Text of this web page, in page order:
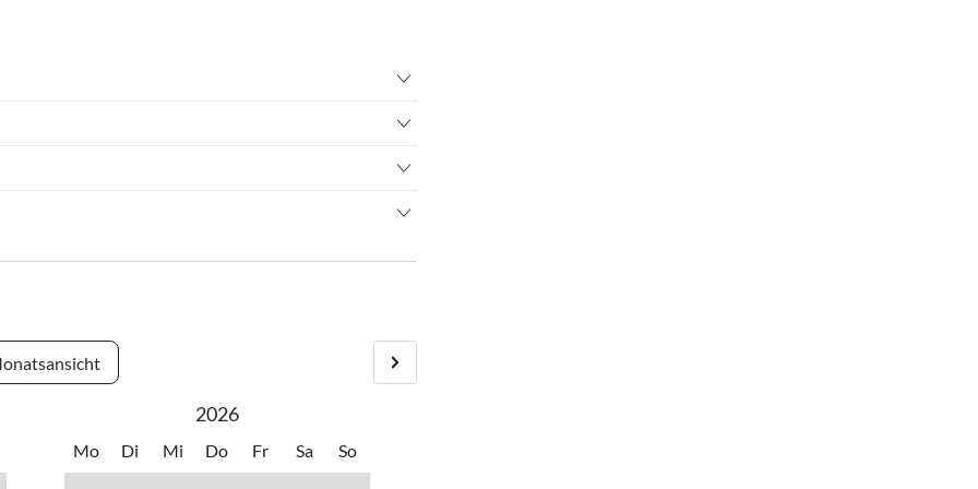
• Schwimmen
nicht sehr weit entfernt von Amsterdam und in
natürlichen Umgebung, die schöne Dünen und der
der Inspiration für Künstler und Schriftsteller. Von
5 Kilometer.
2026
Mo Di Mi Do Fr Sa So